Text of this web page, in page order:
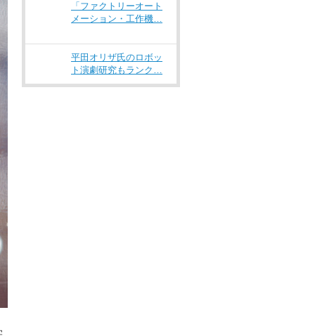
「ファクトリーオート
メーション・工作機…
平田オリザ氏のロボッ
ト演劇研究もランク…